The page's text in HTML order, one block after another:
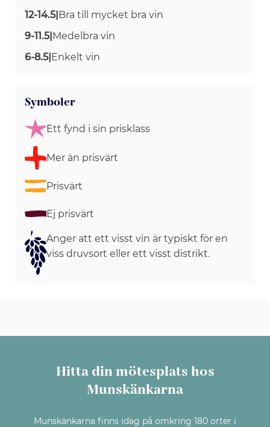
12-14.5|Bra till mycket bra vin
9-11.5|Medelbra vin
6-8.5|Enkelt vin
Symboler
Ett fynd i sin prisklass
Mer än prisvärt
Prisvärt
Ej prisvärt
Anger att ett visst vin är typiskt för en
viss druvsort eller ett visst distrikt.
Hitta din mötesplats hos
Munskänkarna
Munskänkarna finns idag på omkring 180 orter i